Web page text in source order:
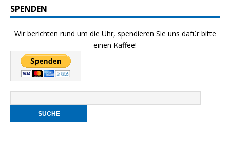
SPENDEN
Wir berichten rund um die Uhr, spendieren Sie uns dafür bitte
einen Kaffee!